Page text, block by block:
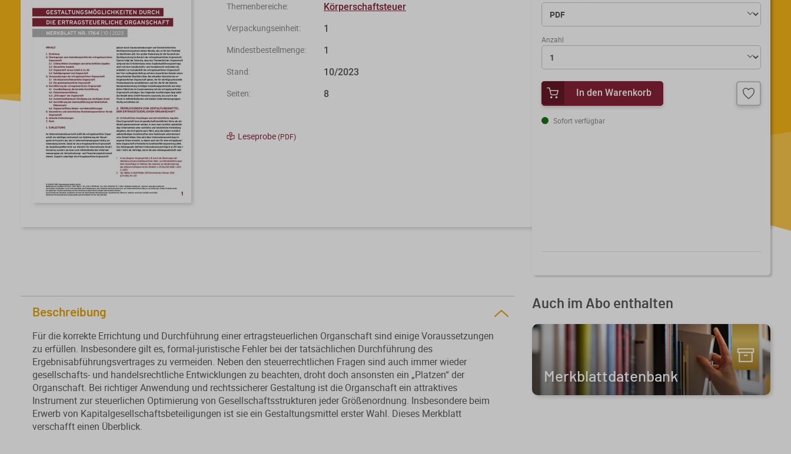
Themenbereiche: Körperschaftsteuer
Verpackungseinheit: 1
Mindestbestellmenge: 1
Stand: 10/2023
Seiten: 8
Leseprobe(PDF)
Anzahl
In den Warenkorb
Sofort verfügbar
Auch im Abo enthalten
Merkblattdatenbank
Beschreibung
Für die korrekte Errichtung und Durchführung einer ertragsteuerlichen Organschaft sind einige Voraussetzungen
zu erfüllen. Insbesondere gilt es, formal-juristische Fehler bei der tatsächlichen Durchführung des
Ergebnisabführungsvertrages zu vermeiden. Neben den steuerrechtlichen Fragen sind auch immer wieder
gesellschafts- und handelsrechtliche Entwicklungen zu beachten, droht doch ansonsten ein „Platzen“ der
Organschaft. Bei richtiger Anwendung und rechtssicherer Gestaltung ist die Organschaft ein attraktives
Instrument zur steuerlichen Optimierung von Gesellschaftsstrukturen jeder Größenordnung. Insbesondere beim
Erwerb von Kapitalgesellschaftsbeteiligungen ist sie ein Gestaltungsmittel erster Wahl. Dieses Merkblatt
verschafft einen Überblick.